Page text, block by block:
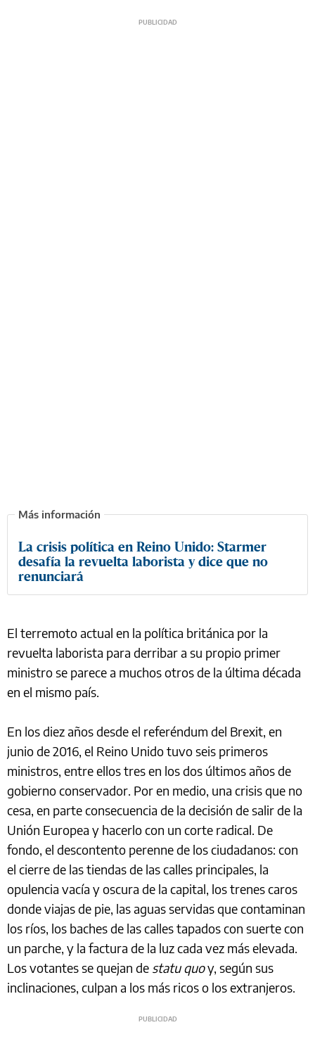
La crisis política en Reino Unido: Starmer
desafía la revuelta laborista y dice que no
renunciará
El terremoto actual en la política británica por la
revuelta laborista para derribar a su propio primer
ministro se parece a muchos otros de la última década
en el mismo país.
En los diez años desde el referéndum del Brexit, en
junio de 2016, el Reino Unido tuvo seis primeros
ministros, entre ellos tres en los dos últimos años de
gobierno conservador. Por en medio, una crisis que no
cesa, en parte consecuencia de la decisión de salir de la
Unión Europea y hacerlo con un corte radical. De
fondo, el descontento perenne de los ciudadanos: con
el cierre de las tiendas de las calles principales, la
opulencia vacía y oscura de la capital, los trenes caros
donde viajas de pie, las aguas servidas que contaminan
los ríos, los baches de las calles tapados con suerte con
un parche, y la factura de la luz cada vez más elevada.
Los votantes se quejan de statu quoy, según sus
inclinaciones, culpan a los más ricos o los extranjeros.